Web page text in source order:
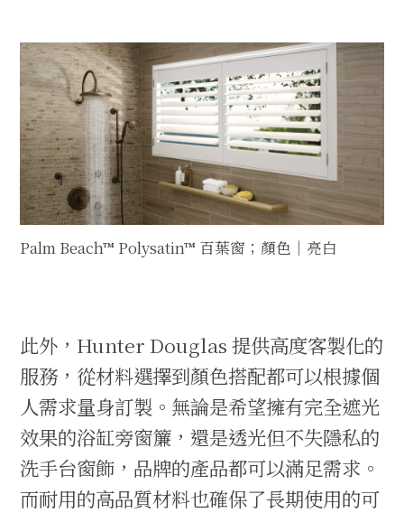
Palm Beach™ Polysatin™ 百葉窗；顏色｜亮白
此外，Hunter Douglas 提供高度客製化的
服務，從材料選擇到顏色搭配都可以根據個
人需求量身訂製。無論是希望擁有完全遮光
效果的浴缸旁窗簾，還是透光但不失隱私的
洗手台窗飾，品牌的產品都可以滿足需求。
而耐用的高品質材料也確保了長期使用的可